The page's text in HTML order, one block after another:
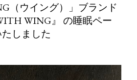
（ウイング）」ブランド
WING』 の睡眠ペー
しました